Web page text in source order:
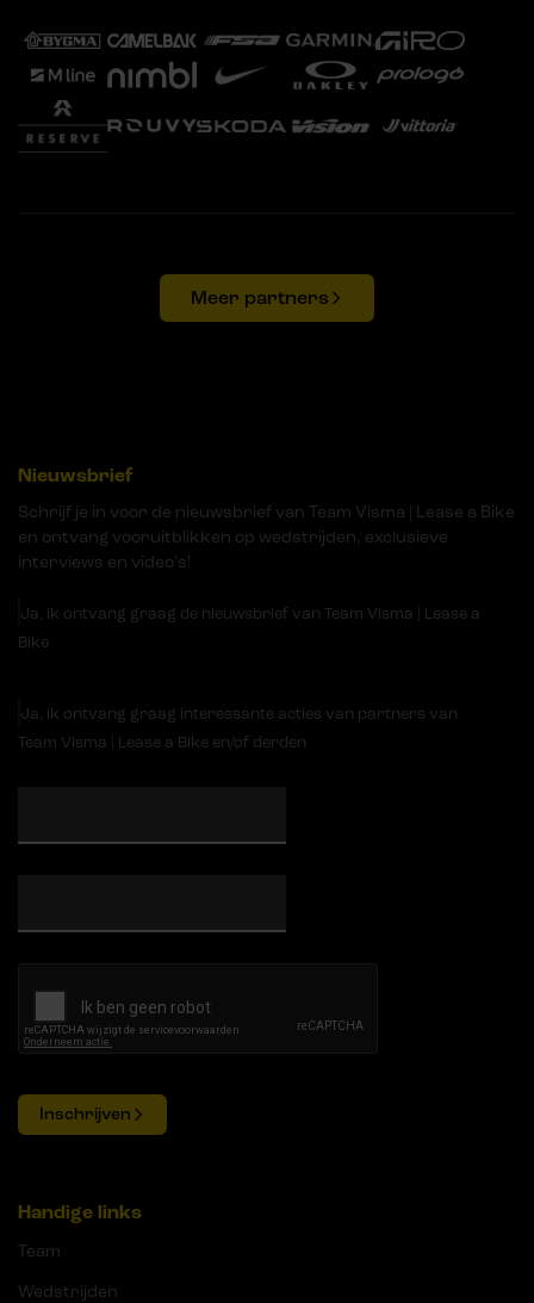
Meer partners
Nieuwsbrief
Schrijf je in voor de nieuwsbrief van Team Visma | Lease a Bike
en ontvang vooruitblikken op wedstrijden, exclusieve
interviews en video's!
Ja, ik ontvang graag de nieuwsbrief van Team Visma | Lease a
Bike
Ja, ik ontvang graag interessante acties van partners van
Team Visma | Lease a Bike en/of derden
Inschrijven
Handige links
Team
Wedstrijden